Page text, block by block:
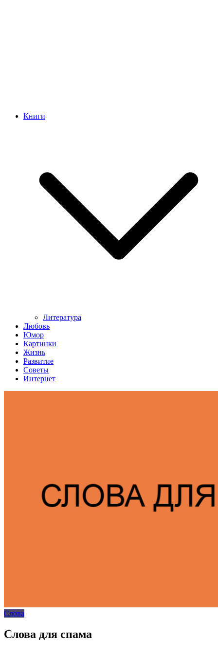
Книги
Литература
Любовь
Юмор
Картинки
Жизнь
Развитие
Советы
Интернет
Слова
Слова для спама